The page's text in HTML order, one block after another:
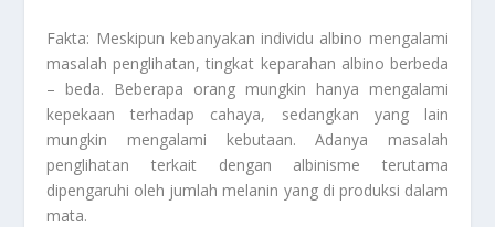
Fakta: Meskipun kebanyakan individu albino mengalami
masalah penglihatan, tingkat keparahan albino berbeda
– beda. Beberapa orang mungkin hanya mengalami
kepekaan terhadap cahaya, sedangkan yang lain
mungkin mengalami kebutaan. Adanya masalah
penglihatan terkait dengan albinisme terutama
dipengaruhi oleh jumlah melanin yang di produksi dalam
mata.